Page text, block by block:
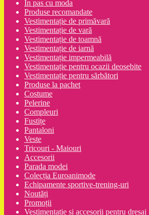
În pas cu moda
Produse recomandate
Vestimentație de primăvară
Vestimentație de vară
Vestimentație de toamnă
Vestimentație de iarnă
Vestimentație impermeabilă
Vestimentație pentru ocazii deosebite
Vestimentație pentru sărbători
Produse la pachet
Costume
Pelerine
Compleuri
Fustițe
Pantaloni
Veste
Tricouri - Maiouri
Accesorii
Parada modei
Colecția Euroanimode
Echipamente sportive-trening-uri
Noutăți
Promoții
Vestimentatie și accesorii pentru dresaj